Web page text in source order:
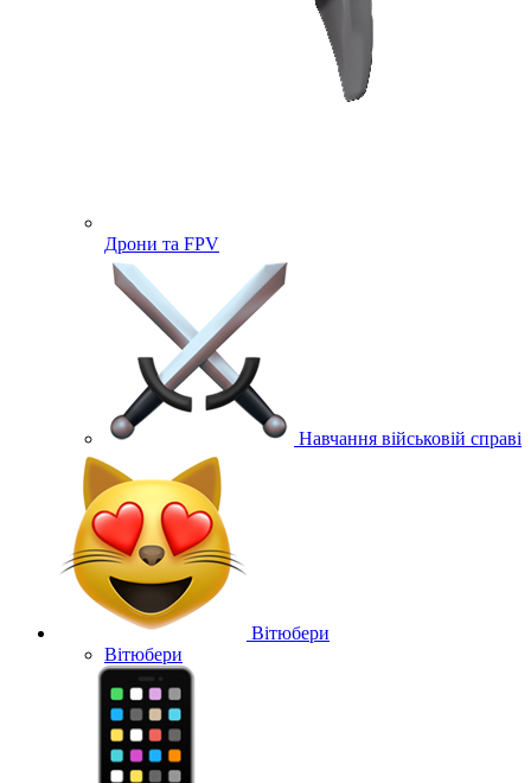
Дрони та FPV
Навчання військовій справі
Вітюбери
Вітюбери